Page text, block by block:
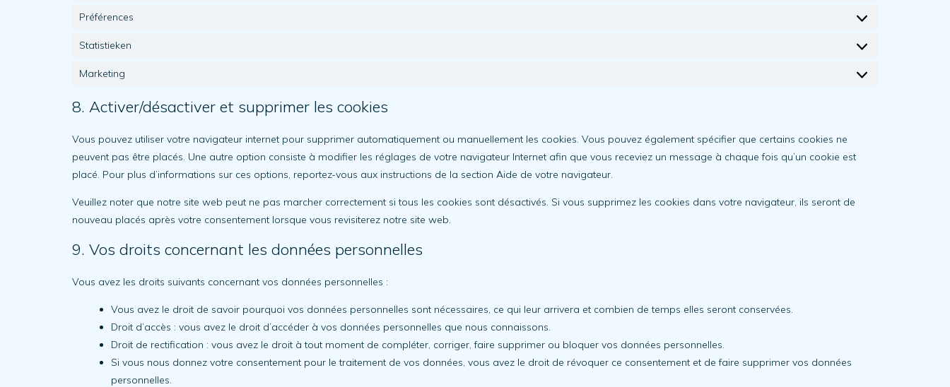
Préférences
Préférences
Statistieken
Statistieken
Marketing
Marketing
8. Activer/désactiver et supprimer les cookies
Vous pouvez utiliser votre navigateur internet pour supprimer automatiquement ou manuellement les cookies. Vous pouvez également spécifier que certains cookies ne
peuvent pas être placés. Une autre option consiste à modifier les réglages de votre navigateur Internet afin que vous receviez un message à chaque fois qu’un cookie est
placé. Pour plus d’informations sur ces options, reportez-vous aux instructions de la section Aide de votre navigateur.
Veuillez noter que notre site web peut ne pas marcher correctement si tous les cookies sont désactivés. Si vous supprimez les cookies dans votre navigateur, ils seront de
nouveau placés après votre consentement lorsque vous revisiterez notre site web.
9. Vos droits concernant les données personnelles
Vous avez les droits suivants concernant vos données personnelles :
Vous avez le droit de savoir pourquoi vos données personnelles sont nécessaires, ce qui leur arrivera et combien de temps elles seront conservées.
Droit d’accès : vous avez le droit d’accéder à vos données personnelles que nous connaissons.
Droit de rectification : vous avez le droit à tout moment de compléter, corriger, faire supprimer ou bloquer vos données personnelles.
Si vous nous donnez votre consentement pour le traitement de vos données, vous avez le droit de révoquer ce consentement et de faire supprimer vos données
personnelles.